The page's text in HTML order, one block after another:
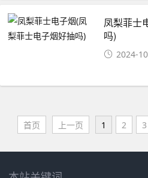
凤梨菲士
吗)
2024-
首页 上一页 1 2 3